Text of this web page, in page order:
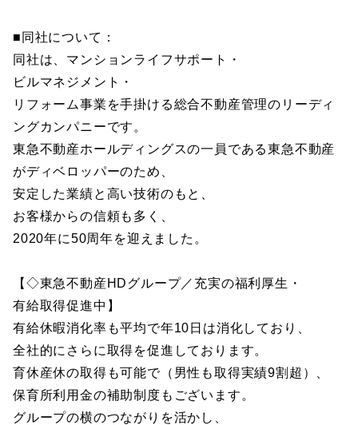
■同社について：
同社は、マンションライフサポート・
ビルマネジメント・
リフォーム事業を手掛ける総合不動産管理のリーディ
ングカンパニーです。
東急不動産ホールディングスの一員である東急不動産
がディベロッパーのため、
安定した業績と高い技術のもと、
お客様からの信頼も多く、
2020年に50周年を迎えました。
【◇東急不動産HDグループ／充実の福利厚生・
有給取得促進中】
有給休暇消化率も平均で年10日は消化しており、
全社的にさらに取得を促進しております。
育休産休の取得も可能で（男性も取得実績9割超）、
保育所利用金の補助制度もございます。
グループの横のつながりを活かし、